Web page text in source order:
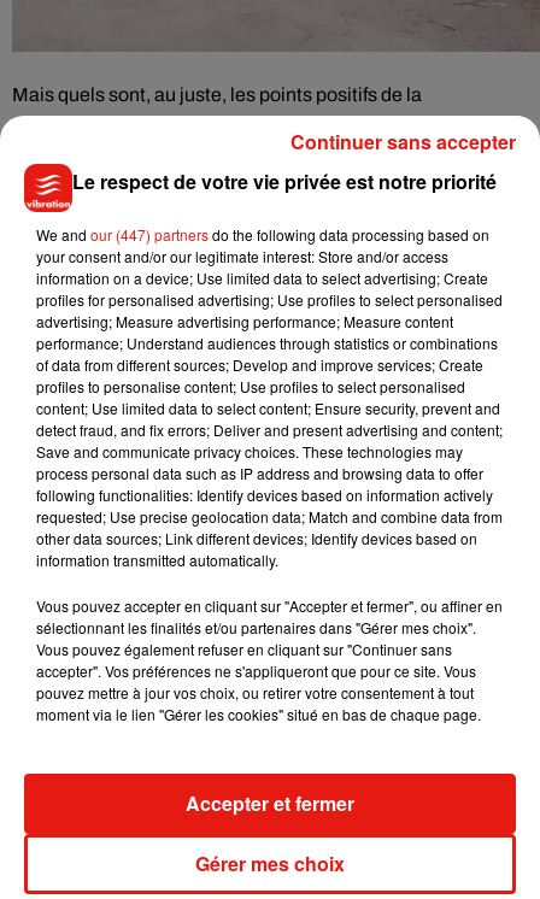
Mais quels sont, au juste, les points positifs de la
construction en paille ? Ce qui va fortement intéresser le
consommateur et les grandes sociétés, et encore plus en
cette période de canicule, c’est son aspect énergétique. En
effet,la paille permet d’isoler un logement du chaud et du
froid, de façon bien plus efficace qu’un autre matériau :
Écouter le podcast
Aujourd’hui, les objectifs d’Activ Home sont doubles : tout
d’abord, développer la vente du procédé qui permettra « le
vrai essor » de la construction paille. Le but est de construire
des logements neufs, et ensuite, demain, de pouvoir rénover
les anciens bâtiments.Comment fait-on, d’ailleurs, pour
acheter de la construction paille, que l’on soit un particulier
ou une entreprise ? Réponse avec Christophe Arnald :
Écouter le podcast
Une maison témoin sera d’ailleurs bientôt construite à
défaire quelques mauvaises idées reçues sur la paille :
Le respect de votre vie privée est notre priorité
We and our (447) partnersdo the following data processing based on
your consent and/or our legitimate interest: Store and/or access
information on a device; Use limited data to select advertising; Create
profiles for personalised advertising; Use profiles to select personalised
advertising; Measure advertising performance; Measure content
performance; Understand audiences through statistics or combinations
of data from different sources; Develop and improve services; Create
profiles to personalise content; Use profiles to select personalised
content; Use limited data to select content; Ensure security, prevent and
detect fraud, and fix errors; Deliver and present advertising and content;
Save and communicate privacy choices. These technologies may
process personal data such as IP address and browsing data to offer
following functionalities: Identify devices based on information actively
requested; Use precise geolocation data; Match and combine data from
other data sources; Link different devices; Identify devices based on
information transmitted automatically.
Vous pouvez accepter en cliquant sur "Accepter et fermer", ou affiner en
sélectionnant les finalités et/ou partenaires dans "Gérer mes choix".
Vous pouvez également refuser en cliquant sur "Continuer sans
accepter". Vos préférences ne s'appliqueront que pour ce site. Vous
pouvez mettre à jour vos choix, ou retirer votre consentement à tout
moment via le lien "Gérer les cookies" situé en bas de chaque page.
Gérer mes choix
Accepter et fermer
Continuer sans accepter